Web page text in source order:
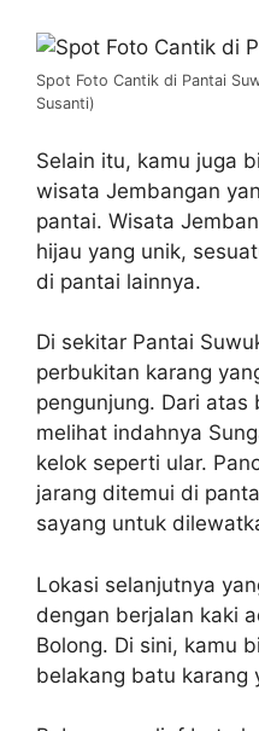
Spot Foto Cantik di Pantai
Susanti)
Selain itu, kamu juga
wisata Jembangan
pantai. Wisata
hijau yang unik,
di pantai lainnya.
Di sekitar Pantai
perbukitan karang
pengunjung. Dari
melihat indahnya
kelok seperti ular.
jarang ditemui di
sayang untuk
Lokasi selanjutnya
dengan berjalan kaki
Bolong. Di sini, kamu
belakang batu karang